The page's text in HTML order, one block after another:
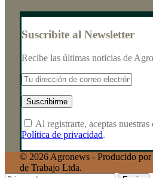
Suscribite al Newsletter
Recibe las últimas noticias de
Al registrarte, aceptas
Política de privacidad.
© 2026 Agronews - Producido
de Trabajo Ltda.